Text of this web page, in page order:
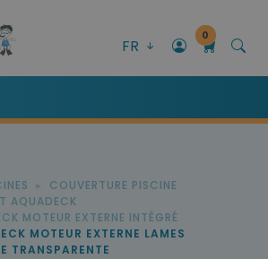
FR
0
COUVERTURE PISCINE
AQUADECK
MOTEUR EXTERNE INTÉGRÉ
MOTEUR EXTERNE LAMES
TRANSPARENTE